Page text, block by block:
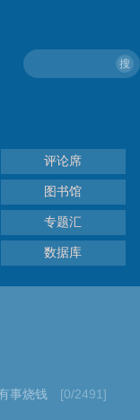
搜
评论席
图书馆
专题汇
数据库
事烧钱 [0/2491]